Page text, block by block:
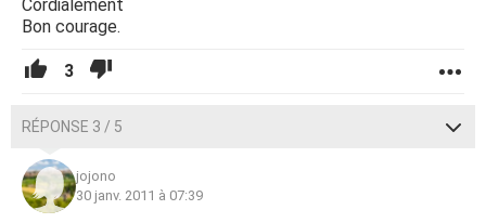
Cordialement
Bon courage.
3
RÉPONSE 3 / 5
jojono
30 janv. 2011 à 07:39